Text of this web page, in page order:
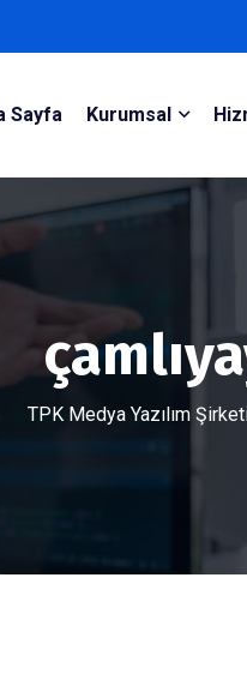
Sayfa Kurumsal
TPK Medya Yazılım